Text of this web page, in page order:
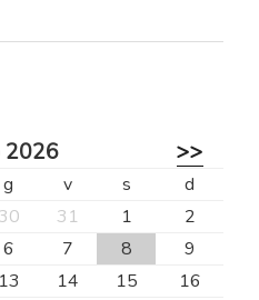
2026 >>
g v s
d
30 31 1
2
6 7 8
9
13 14 15
16